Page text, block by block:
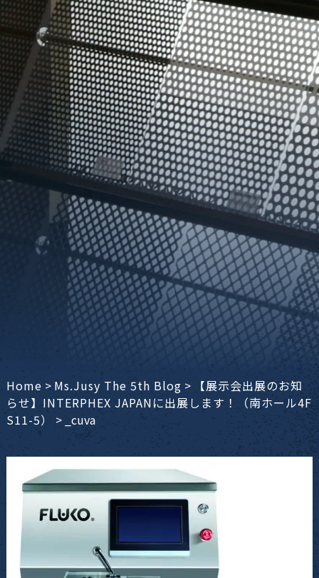
Home > Ms.Jusy The 5th Blog > 【展示会出展のお知
らせ】INTERPHEX JAPANに出展します！（南ホール4F
S11-5）
> _cuva